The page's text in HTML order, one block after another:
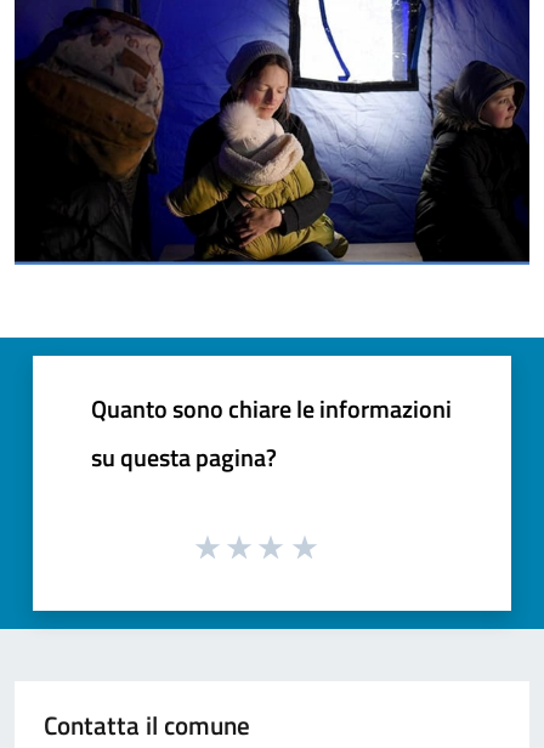
Quanto sono chiare le informazioni
su questa pagina?
Contatta il comune